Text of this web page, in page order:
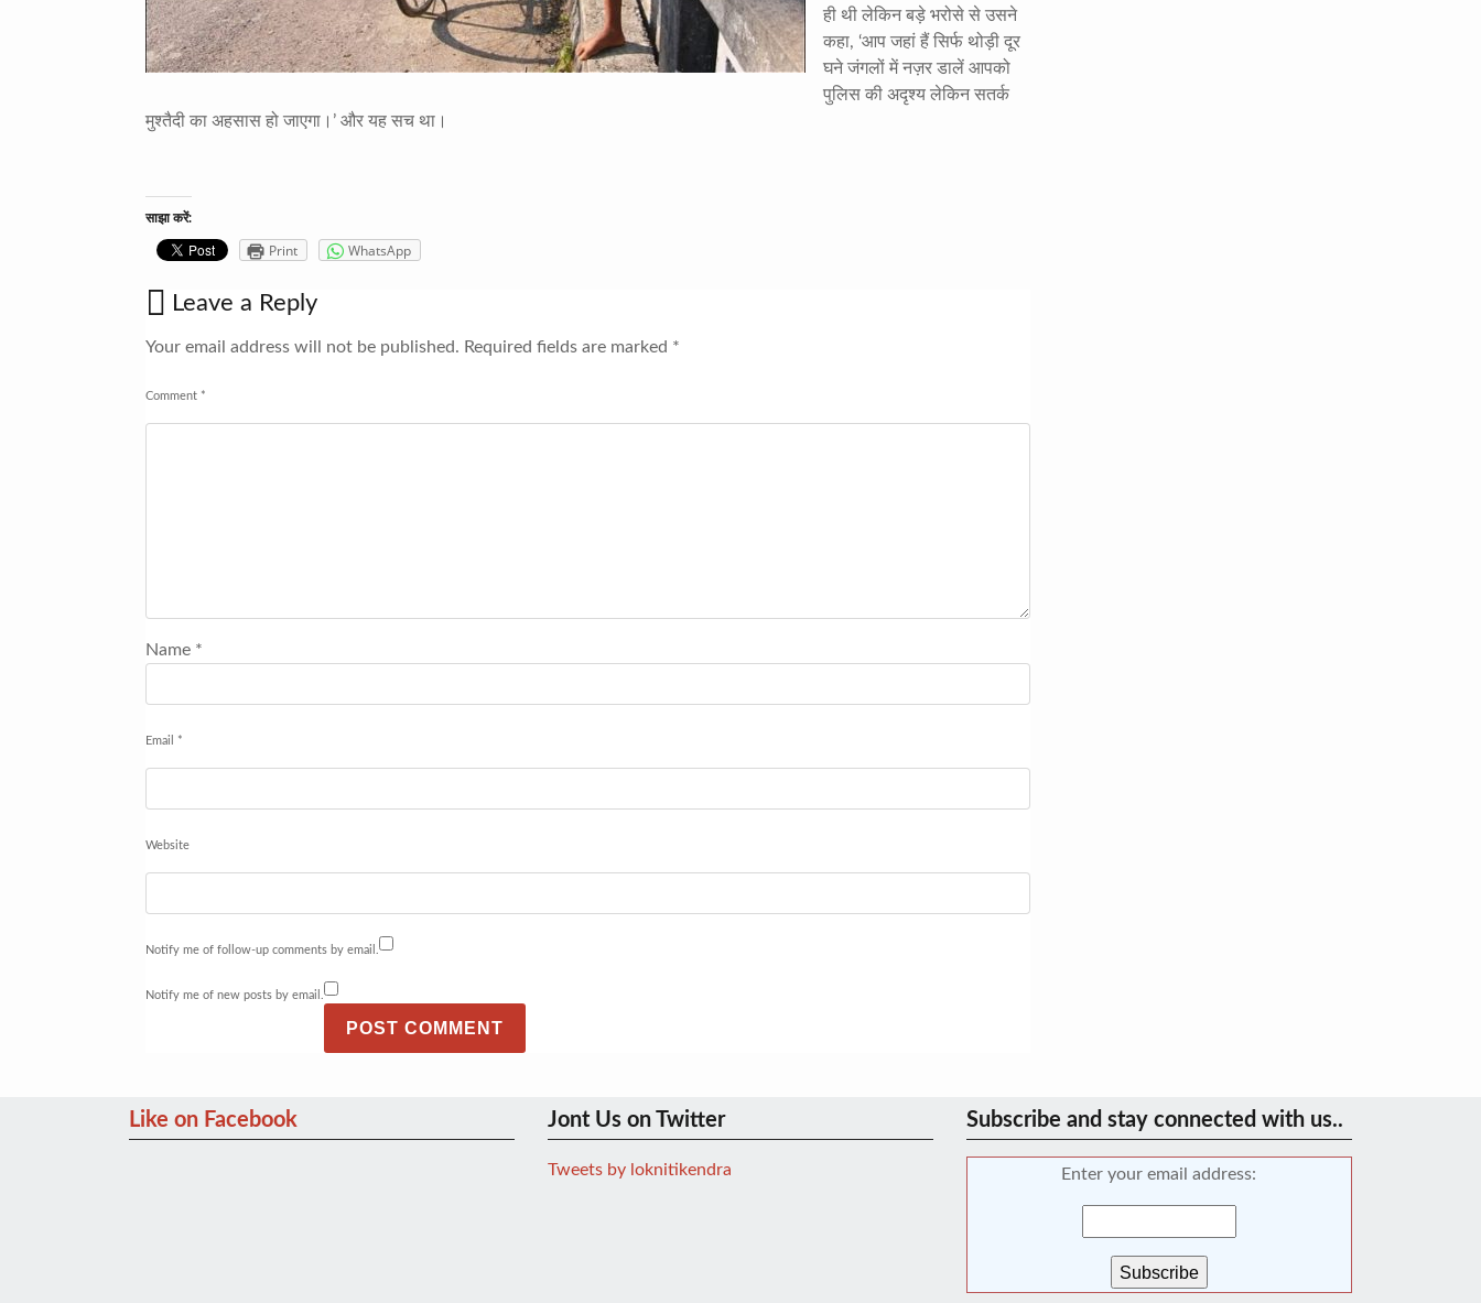
ही थी लेकिन बड़े भरोसे से उसने
कहा, ‘आप जहां हैं सिर्फ थोड़ी दूर
घने जंगलों में नज़र डालें आपको
पुलिस की अदृश्य लेकिन सतर्क
मुश्तैदी का अहसास हो जाएगा।’ और यह सच था।
साझा करें:
Print WhatsApp
Leave a Reply
Your email address will not be published. Required fields are marked *
Comment *
Name *
Email *
Website
Notify me of follow-up comments by email.
Notify me of new posts by email.
Like on Facebook Jont Us on Twitter
Tweets by loknitikendra
Subscribe and stay connected with us..
Enter your email address: